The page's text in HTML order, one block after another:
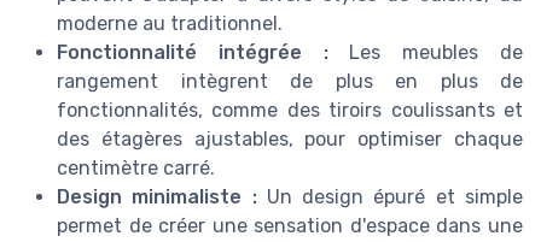
moderne au traditionnel.
Fonctionnalité intégrée :Les meubles de
rangement intègrent de plus en plus de
fonctionnalités, comme des tiroirs coulissants et
des étagères ajustables, pour optimiser chaque
centimètre carré.
Design minimaliste :Un design épuré et simple
permet de créer une sensation d'espace dans une